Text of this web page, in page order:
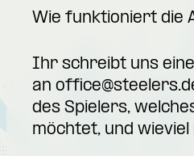
Wie funktioniert die
Ihr schreibt uns
an
des Spielers,
möchtet, und